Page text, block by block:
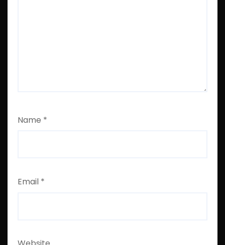
Name *
Email *